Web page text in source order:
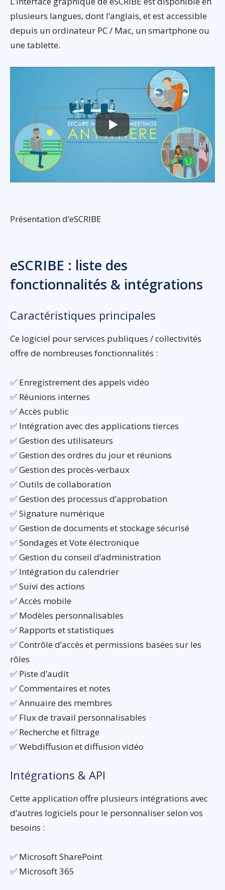
plusieurs langues, dont l’anglais, et est accessible
depuis un ordinateur PC / Mac, un smartphone ou
une tablette.
Présentation d’eSCRIBE
eSCRIBE : liste des
fonctionnalités & intégrations
Caractéristiques principales
Ce logiciel pour services publiques / collectivités
offre de nombreuses fonctionnalités :
✅ Enregistrement des appels vidéo
✅ Réunions internes
✅ Accès public
✅ Intégration avec des applications tierces
✅ Gestion des utilisateurs
✅ Gestion des ordres du jour et réunions
✅ Gestion des procès-verbaux
✅ Outils de collaboration
✅ Gestion des processus d’approbation
✅ Signature numérique
✅ Gestion de documents et stockage sécurisé
✅ Sondages et Vote électronique
✅ Gestion du conseil d’administration
✅ Intégration du calendrier
✅ Suivi des actions
✅ Accès mobile
✅ Modèles personnalisables
✅ Rapports et statistiques
✅ Contrôle d’accès et permissions basées sur les
rôles
✅ Piste d’audit
✅ Commentaires et notes
✅ Annuaire des membres
✅ Flux de travail personnalisables
✅ Recherche et filtrage
✅ Webdiffusion et diffusion vidéo
Intégrations & API
Cette application offre plusieurs intégrations avec
d’autres logiciels pour le personnaliser selon vos
besoins :
✅ Microsoft SharePoint
✅ Microsoft 365